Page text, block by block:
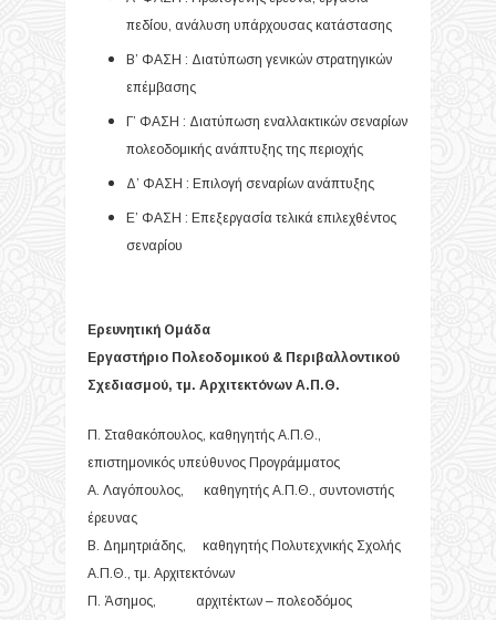
πεδίου, ανάλυση υπάρχουσας κατάστασης
Β’ ΦΑΣΗ : Διατύπωση γενικών στρατηγικών
επέμβασης
Γ’ ΦΑΣΗ : Διατύπωση εναλλακτικών σεναρίων
πολεοδομικής ανάπτυξης της περιοχής
Δ’ ΦΑΣΗ : Επιλογή σεναρίων ανάπτυξης
Ε’ ΦΑΣΗ : Επεξεργασία τελικά επιλεχθέντος
σεναρίου
Ερευνητική Ομάδα
Εργαστήριο Πολεοδομικού & Περιβαλλοντικού
Σχεδιασμού, τμ. Αρχιτεκτόνων Α.Π.Θ.
Π. Σταθακόπουλος, καθηγητής Α.Π.Θ.,
επιστημονικός υπεύθυνος Προγράμματος
Α. Λαγόπουλος, καθηγητής Α.Π.Θ., συντονιστής
έρευνας
Β. Δημητριάδης, καθηγητής Πολυτεχνικής Σχολής
Α.Π.Θ., τμ. Αρχιτεκτόνων
Π. Άσημος, αρχιτέκτων – πολεοδόμος